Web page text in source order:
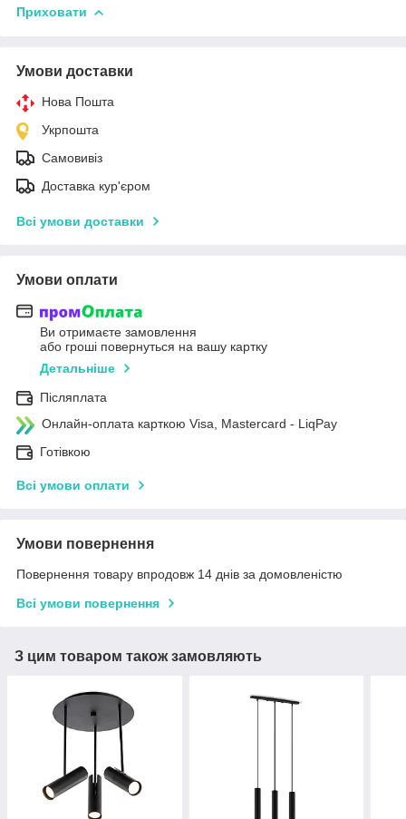
Приховати
Умови доставки
Нова Пошта
Укрпошта
Самовивіз
Доставка кур'єром
Всі умови доставки
Умови оплати
Ви отримаєте замовлення
або гроші повернуться на вашу картку
Детальніше
Післяплата
Онлайн-оплата карткою Visa, Mastercard - LiqPay
Готівкою
Всі умови оплати
Умови повернення
Повернення товару впродовж 14 днів за домовленістю
Всі умови повернення
З цим товаром також замовляють